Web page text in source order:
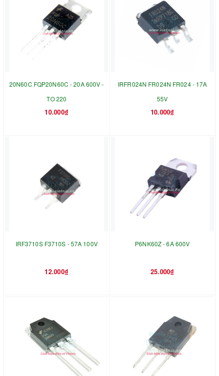
20N60C FQP20N60C - 20A 600V -
TO 220
10.000₫
IRFR024N FR024N FR024 - 17A
55V
10.000₫
IRF3710S F3710S - 57A 100V
12.000₫
P6NK60Z - 6A 600V
25.000₫